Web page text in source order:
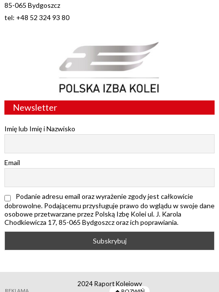
REKLAMA
85-065 Bydgoszcz
tel: +48 52 324 93 80
Newsletter
Imię lub Imię i Nazwisko
Email
Podanie adresu email oraz wyrażenie zgody jest całkowicie
dobrowolne. Podającemu przysługuje prawo do wglądu w swoje dane
osobowe przetwarzane przez Polską Izbę Kolei ul. J. Karola
Chodkiewicza 17, 85-065 Bydgoszcz oraz ich poprawiania.
2024 Raport Kolejowy